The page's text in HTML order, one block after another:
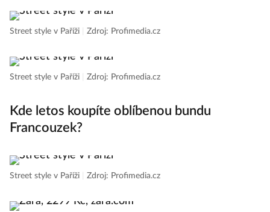
Street style v Paříži Zdroj: Profimedia.cz
Street style v Paříži Zdroj: Profimedia.cz
Kde letos koupíte oblíbenou bundu
Francouzek?
Street style v Paříži Zdroj: Profimedia.cz